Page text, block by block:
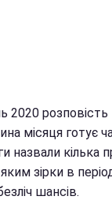
2020
місяця готує
назвали кілька
зірки в
шансів.